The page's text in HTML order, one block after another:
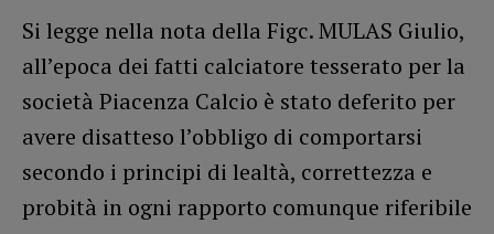
Si legge nella nota della Figc. MULAS Giulio,
all’epoca dei fatti calciatore tesserato per la
società Piacenza Calcio è stato deferito per
avere disatteso l’obbligo di comportarsi
secondo i principi di lealtà, correttezza e
probità in ogni rapporto comunque riferibile